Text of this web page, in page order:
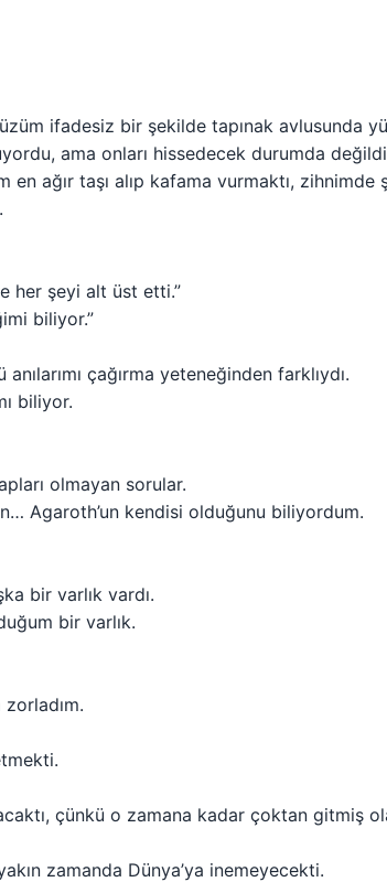
ifadesiz bir şekilde tapınak avlusunda
ama onları hissedecek durumda
ağır taşı alıp kafama vurmaktı,
her şeyi alt üst etti.”
biliyor.”
çağırma yeteneğinden farklıydı.
biliyor.
olmayan sorular.
Agaroth’un kendisi olduğunu biliyordum.
bir varlık vardı.
bir varlık.
çünkü o zamana kadar çoktan gitmiş
zamanda Dünya’ya inemeyecekti.